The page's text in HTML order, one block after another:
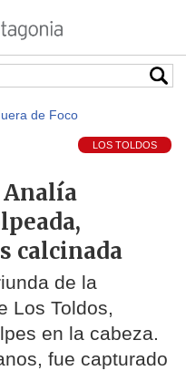
de Foco
LOS TOLDOS
Analía
calcinada
de la
Los Toldos,
en la cabeza.
fue capturado